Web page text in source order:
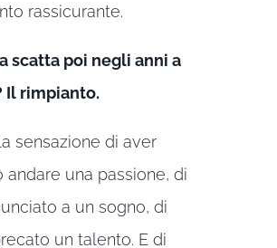
rassicurante.
scatta poi negli anni a
Il rimpianto.
sensazione di aver
andare una passione, di
a un sogno, di
un talento. E di